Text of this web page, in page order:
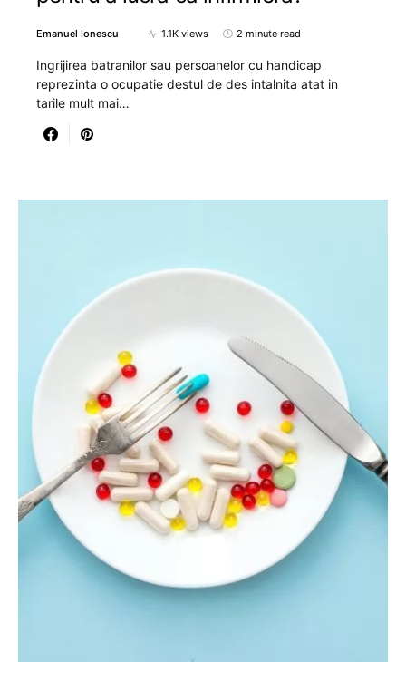
Emanuel Ionescu 1.1K views 2 minute read
Ingrijirea batranilor sau persoanelor cu handicap
reprezinta o ocupatie destul de des intalnita atat in
tarile mult mai…